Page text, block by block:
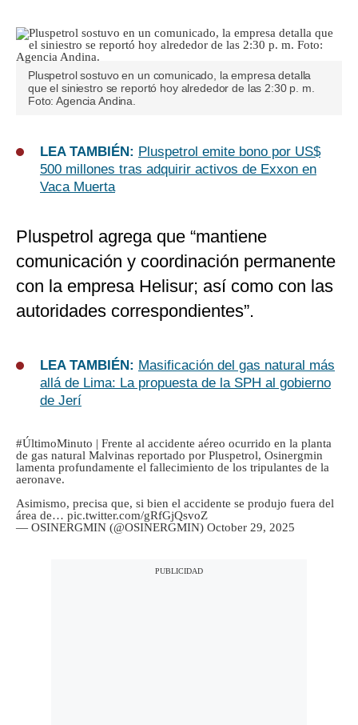
Pluspetrol sostuvo en un comunicado, la empresa detalla
que el siniestro se reportó hoy alrededor de las 2:30 p. m.
Foto: Agencia Andina.
LEA TAMBIÉN: Pluspetrol emite bono por US$
500 millones tras adquirir activos de Exxon en
Vaca Muerta
Pluspetrol agrega que “mantiene
comunicación y coordinación permanente
con la empresa Helisur; así como con las
autoridades correspondientes”.
LEA TAMBIÉN: Masificación del gas natural más
allá de Lima: La propuesta de la SPH al gobierno
de Jerí
#ÚltimoMinuto | Frente al accidente aéreo ocurrido en la planta
de gas natural Malvinas reportado por Pluspetrol, Osinergmin
lamenta profundamente el fallecimiento de los tripulantes de la
aeronave.
Asimismo, precisa que, si bien el accidente se produjo fuera del
área de… pic.twitter.com/gRfGjQsvoZ
— OSINERGMIN (@OSINERGMIN) October 29, 2025